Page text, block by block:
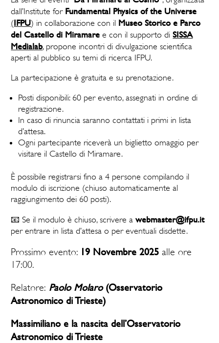
dall’Institute forFundamental Physics of the Universe
(IFPU) in collaborazione con il Museo Storico e Parco
del Castello di Miramare e con il supporto diSISSA
Medialab, propone incontri di divulgazione scientifica
aperti al pubblico su temi di ricerca IFPU.
La partecipazione è gratuita e su prenotazione.
Posti disponibili: 60 per evento, assegnati in ordine di
registrazione.
In caso di rinuncia saranno contattati i primi in lista
d’attesa.
Ogni partecipante riceverà un biglietto omaggio per
visitare il Castello di Miramare.
È possibile registrarsi fino a 4 persone compilando il
modulo di iscrizione (chiuso automaticamente al
raggiungimento dei 60 posti).
📧 Se il modulo è chiuso, scrivere awebmaster@ifpu.it
per entrare in lista d’attesa o per eventuali disdette.
Prossimo evento: 19 Novembre 2025 alle ore
17:00.
Relatore: Paolo Molaro(Osservatorio
Astronomico di Trieste)
Massimiliano e la nascita dell’Osservatorio
Astronomico di Trieste